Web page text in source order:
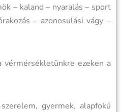
– kaland – nyaralás – sport
– azonosulási vágy –
ezeken a
gyermek, alapfokú